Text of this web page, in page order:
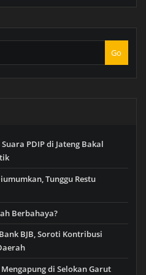
Go
PDIP di Jateng Bakal
Tunggu Restu
Berbahaya?
BJB, Soroti Kontribusi
di Selokan Garut